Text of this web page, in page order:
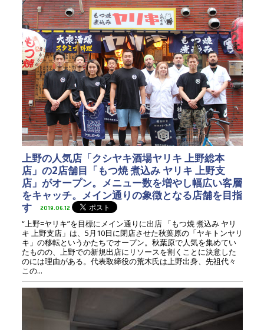
上野の人気店「クシヤキ酒場ヤリキ 上野総本
店」の2店舗目「もつ焼 煮込み ヤリキ 上野支
店」がオープン。メニュー数を増やし幅広い客層
をキャッチ。メイン通りの象徴となる店舗を目指
す
2019.06.12
“上野=ヤリキ”を目標にメイン通りに出店 「もつ焼 煮込み ヤリ
キ 上野支店」は、5月10日に閉店させた秋葉原の「ヤキトンヤリ
キ」の移転というかたちでオープン。秋葉原で人気を集めてい
たものの、上野での新規出店にリソースを割くことに決意した
のには理由がある。代表取締役の荒木氏は上野出身、先祖代々
この...